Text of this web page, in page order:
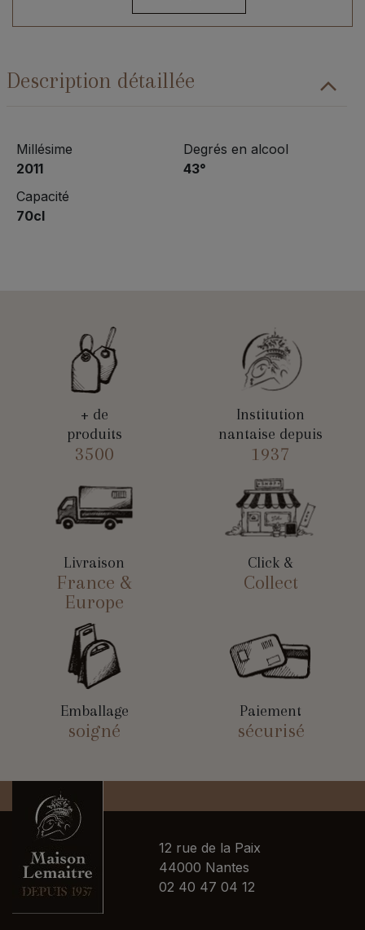
Rhum
"Silver
2011
Description détaillée
Millésime
2011
Capacité
70cl
Degrés en alcool
43°
+ de
produits
3500
Institution
nantaise depuis
1937
Livraison
France &
Europe
Click &
Collect
Emballage
soigné
Paiement
sécurisé
12 rue de la Paix
44000 Nantes
02 40 47 04 12